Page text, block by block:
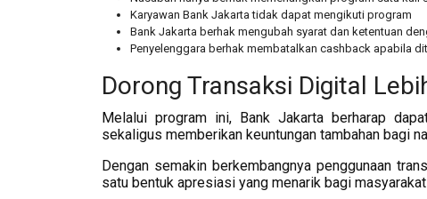
Karyawan Bank Jakarta tidak dapat mengikuti program
Bank Jakarta berhak mengubah syarat dan ketentuan
Penyelenggara berhak membatalkan cashback apabila
Dorong Transaksi Digital
Melalui program ini, Bank Jakarta berharap
sekaligus memberikan keuntungan tambahan bagi
Dengan semakin berkembangnya penggunaan
satu bentuk apresiasi yang menarik bagi